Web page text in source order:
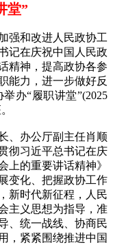
堂”
和改进人民政协工
记在庆祝中国人民政
精神，提高政协各参
能力，进一步做好反
办“履职讲堂”(2025
办公厅副主任肖顺
彻习近平总书记在庆
上的重要讲话精神》
变化、把握政协工作
新时代新征程，人民
主义思想为指导，准
、统一战线、协商民
，紧紧围绕推进中国